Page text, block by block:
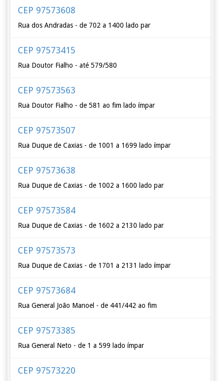
CEP 97573608
Rua dos Andradas - de 702 a 1400 lado par
CEP 97573415
Rua Doutor Fialho - até 579/580
CEP 97573563
Rua Doutor Fialho - de 581 ao fim lado ímpar
CEP 97573507
Rua Duque de Caxias - de 1001 a 1699 lado ímpar
CEP 97573638
Rua Duque de Caxias - de 1002 a 1600 lado par
CEP 97573584
Rua Duque de Caxias - de 1602 a 2130 lado par
CEP 97573573
Rua Duque de Caxias - de 1701 a 2131 lado ímpar
CEP 97573684
Rua General João Manoel - de 441/442 ao fim
CEP 97573385
Rua General Neto - de 1 a 599 lado ímpar
CEP 97573220